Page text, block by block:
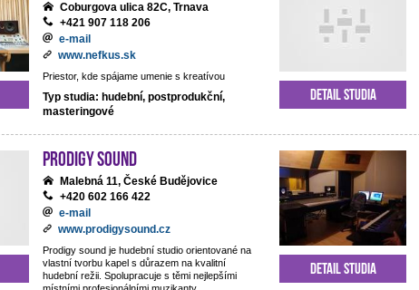
Coburgova ulica 82C, Trnava
+421 907 118 206
e-mail
www.nefkus.sk
Priestor, kde spájame umenie s kreatívou
Typ studia: hudební, postprodukční,
masteringové
Detail studia
Prodigy Sound
Malebná 11, České Budějovice
+420 602 166 422
e-mail
www.prodigysound.cz
Prodigy sound je hudební studio orientované na
vlastní tvorbu kapel s důrazem na kvalitní
hudební režii. Spolupracuje s těmi nejlepšími
Detail studia